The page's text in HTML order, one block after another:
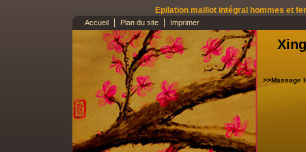
Epilation maillot intégral hommes et
Accueil Plan du site Imprimer
>>Massage